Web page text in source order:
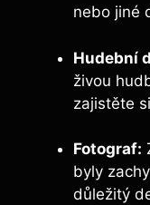
nebo jiné
Hudební
živou
zajistěte
Fotograf:
byly
důležitý